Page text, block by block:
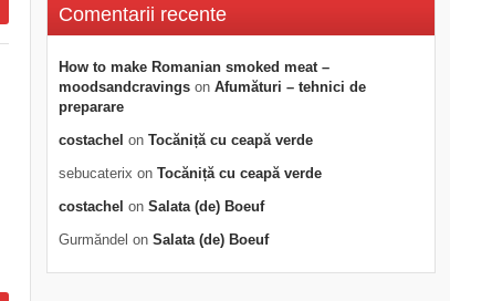
Comentarii recente
How to make Romanian smoked meat –
moodsandcravings on Afumături – tehnici de
preparare
costachel on Tocăniță cu ceapă verde
sebucaterix on Tocăniță cu ceapă verde
costachel on Salata (de) Boeuf
Gurmăndel on Salata (de) Boeuf